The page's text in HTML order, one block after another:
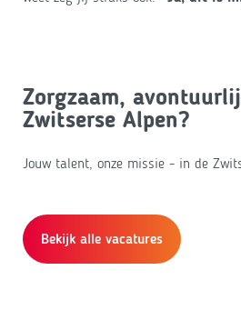
Zorgzaam,
Zwitserse Alpen?
Jouw talent, onze missie - in de
Bekijk alle vacatures